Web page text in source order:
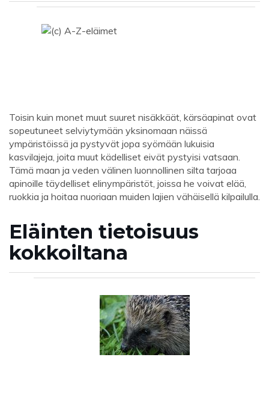
Toisin kuin monet muut suuret nisäkkäät, kärsäapinat ovat
sopeutuneet selviytymään yksinomaan näissä
ympäristöissä ja pystyvät jopa syömään lukuisia
kasvilajeja, joita muut kädelliset eivät pystyisi vatsaan.
Tämä maan ja veden välinen luonnollinen silta tarjoaa
apinoille täydelliset elinympäristöt, joissa he voivat elää,
ruokkia ja hoitaa nuoriaan muiden lajien vähäisellä kilpailulla.
Eläinten tietoisuus
kokkoiltana